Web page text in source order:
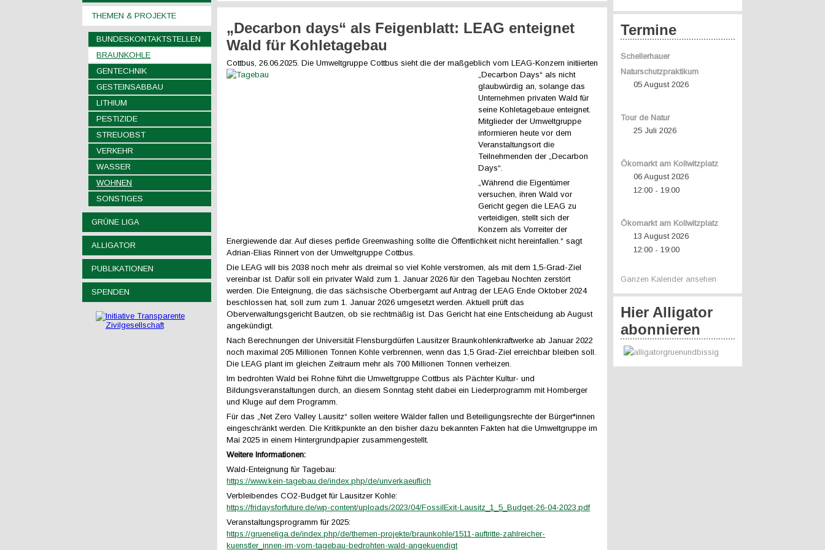
THEMEN & PROJEKTE
BUNDESKONTAKTSTELLEN
BRAUNKOHLE
GENTECHNIK
GESTEINSABBAU
LITHIUM
PESTIZIDE
STREUOBST
VERKEHR
WASSER
WOHNEN
SONSTIGES
GRÜNE LIGA
ALLIGATOR
PUBLIKATIONEN
SPENDEN
„Decarbon days“ als Feigenblatt: LEAG enteignet
Wald für Kohletagebau
Cottbus, 26.06.2025. Die Umweltgruppe Cottbus sieht die der maßgeblich vom LEAG-Konzern initiierten
„Decarbon Days“ als nicht
glaubwürdig an, solange das
Unternehmen privaten Wald für
seine Kohletagebaue enteignet.
Mitglieder der Umweltgruppe
informieren heute vor dem
Veranstaltungsort die
Teilnehmenden der „Decarbon
Days“.
„Während die Eigentümer
versuchen, ihren Wald vor
Gericht gegen die LEAG zu
verteidigen, stellt sich der
Konzern als Vorreiter der
Energiewende dar. Auf dieses perfide Greenwashing sollte die Öffentlichkeit nicht hereinfallen.“ sagt
Adrian-Elias Rinnert von der Umweltgruppe Cottbus.
Die LEAG will bis 2038 noch mehr als dreimal so viel Kohle verstromen, als mit dem 1,5-Grad-Ziel
vereinbar ist. Dafür soll ein privater Wald zum 1. Januar 2026 für den Tagebau Nochten zerstört
werden. Die Enteignung, die das sächsische Oberbergamt auf Antrag der LEAG Ende Oktober 2024
beschlossen hat, soll zum zum 1. Januar 2026 umgesetzt werden. Aktuell prüft das
Oberverwaltungsgericht Bautzen, ob sie rechtmäßig ist. Das Gericht hat eine Entscheidung ab August
angekündigt.
Nach Berechnungen der Universität Flensburgdürfen Lausitzer Braunkohlenkraftwerke ab Januar 2022
noch maximal 205 Millionen Tonnen Kohle verbrennen, wenn das 1,5 Grad-Ziel erreichbar bleiben soll.
Die LEAG plant im gleichen Zeitraum mehr als 700 Millionen Tonnen verheizen.
Im bedrohten Wald bei Rohne führt die Umweltgruppe Cottbus als Pächter Kultur- und
Bildungsveranstaltungen durch, an diesem Sonntag steht dabei ein Liederprogramm mit Hornberger
und Kluge auf dem Programm.
Für das „Net Zero Valley Lausitz“ sollen weitere Wälder fallen und Beteiligungsrechte der Bürger*innen
eingeschränkt werden. Die Kritikpunkte an den bisher dazu bekannten Fakten hat die Umweltgruppe im
Mai 2025 in einem Hintergrundpapier zusammengestellt.
Weitere Informationen:
Wald-Enteignung für Tagebau:
https://www.kein-tagebau.de/index.php/de/unverkaeuflich
Verbleibendes CO2-Budget für Lausitzer Kohle:
https://fridaysforfuture.de/wp-content/uploads/2023/04/FossilExit-Lausitz_1_5_Budget-26-04-2023.pdf
Veranstaltungsprogramm für 2025:
https://grueneliga.de/index.php/de/themen-projekte/braunkohle/1511-auftritte-zahlreicher-
kuenstler_innen-im-vom-tagebau-bedrohten-wald-angekuendigt
Termine
Schellerhauer
Naturschutzpraktikum
05 August 2026
Tour de Natur
25 Juli 2026
Ökomarkt am Kollwitzplatz
06 August 2026
12:00 -19:00
Ökomarkt am Kollwitzplatz
13 August 2026
12:00 -19:00
Ganzen Kalender ansehen
Hier Alligator
abonnieren